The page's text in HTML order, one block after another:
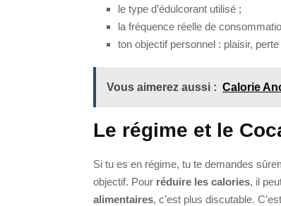
le type d’édulcorant utilisé ;
la fréquence réelle de
ton objectif personnel : plaisir,
Vous aimerez aussi : Calorie
Le régime et le
Si tu es en régime, tu te demandes
objectif. Pour réduire les calories, il
alimentaires, c’est plus discutable.